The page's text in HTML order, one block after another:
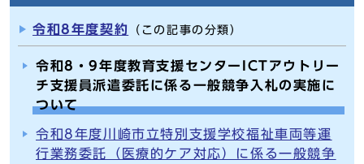
令和8年度契約 （この記事の分類）
令和8・9年度教育支援センターICTアウトリー
チ支援員派遣委託に係る一般競争入札の実施に
ついて
令和8年度川崎市立特別支援学校福祉車両等運
行業務委託（医療的ケア対応）に係る一般競争